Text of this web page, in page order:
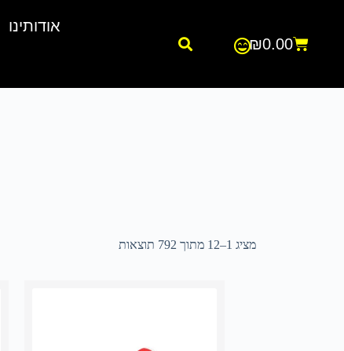
₪0.00
אודותינו
מציג 1–12 מתוך 792 תוצאות